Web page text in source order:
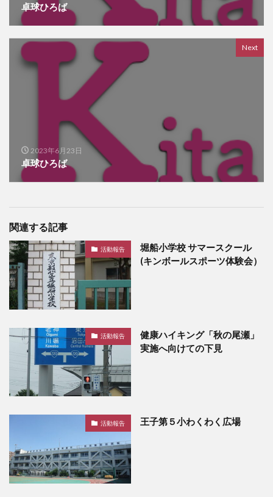
卓球ひろば
Next
2023年6月23日
卓球ひろば
関連する記事
活動報告
堀船小学校 サマースクール
(キンボールスポーツ体験会）
活動報告
健康ハイキング「秋の尾瀬」
実施へ向けての下見
活動報告 王子第５小わくわく広場